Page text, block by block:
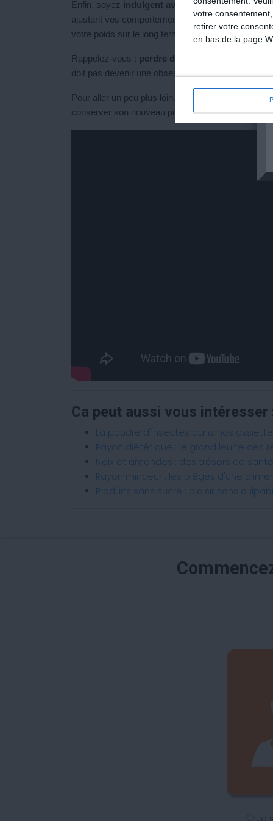
votre
retirer votre
en bas de la page
Enfin, soyez indulgent avec vous-même. Un
ajustant vos comportements alimentaires et en
votre poids sur le long terme, tout en profitant de la
Rappelez-vous : perdre du poids, c’est un effort
doit pas devenir une obsession parce qu’avec
Pour aller un peu plus loin, la vidéo qui
conserver son nouveau poids, c’est encore mieux
Ca peut aussi vous intéresser
La poudre d'insectes dans nos
Rayon diététique : le grand leurre des
Noix et amandes : des trésors de
Rayon minceur : les pièges d'une
Produits sans sucre : plaisir sans
Je